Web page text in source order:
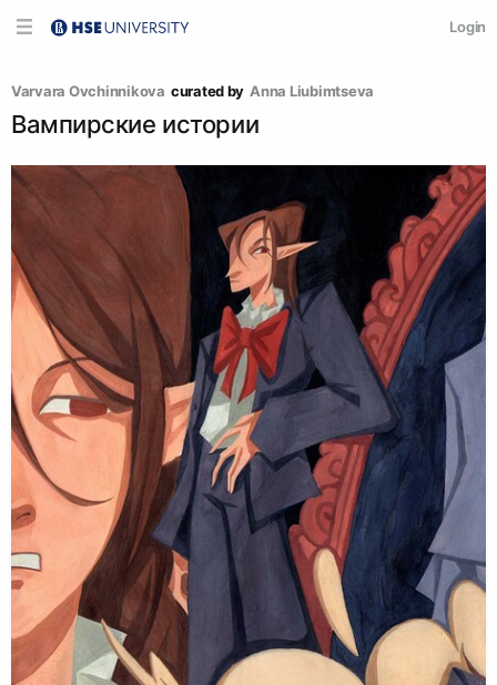
Login
Varvara Ovchinnikova curated by Аnna Liubimtseva
Вампирские истории